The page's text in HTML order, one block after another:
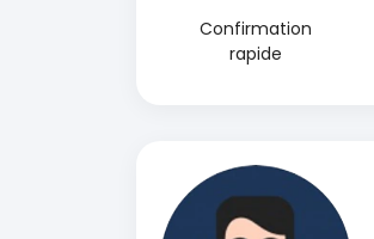
Confirmation
rapide